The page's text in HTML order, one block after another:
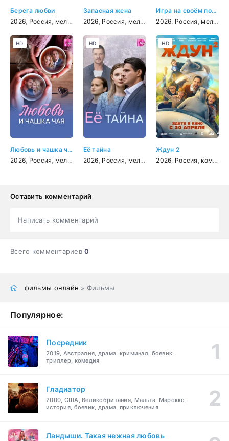
Берега любви
2026 Россия мелодрама
Запасная жена
2026 Россия мелодрама
Игра на своём поле
2026 Россия мелодрама
Любовь и чашка чая
2026 Россия мелодрама ,криминал
HD
Её тайна
2026 Россия мелодрама
HD
Ждун 2
2026 Россия комедия
HD
Оставить комментарий
Написать комментарий
Всего комментариев0
фильмы онлайн » Фильмы
Популярное:
Посредник
2019, Австралия, драма, криминал, боевик,
триллер, комедия
Гладиатор
2000, США, Великобритания, Мальта, Марокко,
история, боевик, драма, приключения
Ландыши. Такая нежная любовь